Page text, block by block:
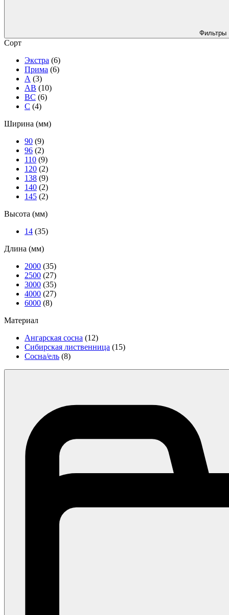
Фильтры
Сорт
Экстра (6)
Прима (6)
А (3)
АВ (10)
ВС (6)
C (4)
Ширина (мм)
90 (9)
96 (2)
110 (9)
120 (2)
138 (9)
140 (2)
145 (2)
Высота (мм)
14 (35)
Длина (мм)
2000 (35)
2500 (27)
3000 (35)
4000 (27)
6000 (8)
Материал
Ангарская сосна (12)
Сибирская лиственница (15)
Сосна/ель (8)